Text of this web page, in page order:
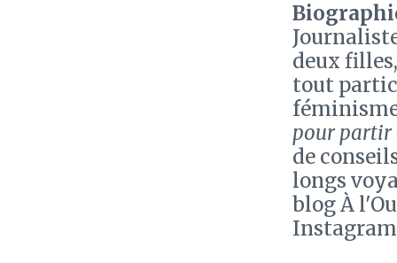
deux
tout
pour partir
de
longs
blog À